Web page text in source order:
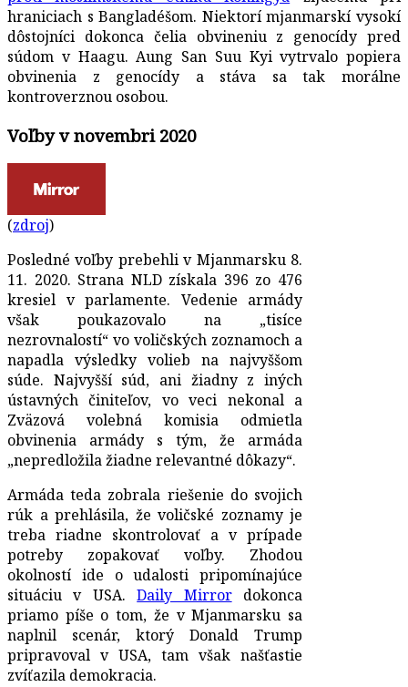
hraniciach s Bangladéšom. Niektorí mjanmarskí vysokí
dôstojníci dokonca čelia obvineniu z genocídy pred
súdom v Haagu. Aung San Suu Kyi vytrvalo popiera
obvinenia z genocídy a stáva sa tak morálne
kontroverznou osobou.
Voľby v novembri 2020
(zdroj)
Posledné voľby prebehli v Mjanmarsku 8.
11. 2020. Strana NLD získala 396 zo 476
kresiel v parlamente. Vedenie armády
však poukazovalo na „tisíce
nezrovnalostí“ vo voličských zoznamoch a
napadla výsledky volieb na najvyššom
súde. Najvyšší súd, ani žiadny z iných
ústavných činiteľov, vo veci nekonal a
Zväzová volebná komisia odmietla
obvinenia armády s tým, že armáda
„nepredložila žiadne relevantné dôkazy“.
Armáda teda zobrala riešenie do svojich
rúk a prehlásila, že voličské zoznamy je
treba riadne skontrolovať a v prípade
potreby zopakovať voľby. Zhodou
okolností ide o udalosti pripomínajúce
situáciu v USA.Daily Mirrordokonca
priamo píše o tom, že v Mjanmarsku sa
naplnil scenár, ktorý Donald Trump
pripravoval v USA, tam však našťastie
zvíťazila demokracia.